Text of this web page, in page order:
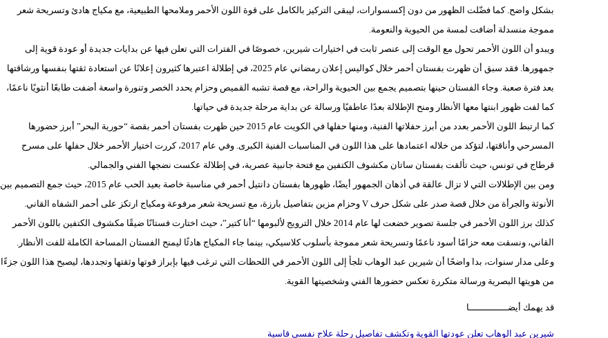
بشكل واضح. كما فضّلت الظهور من دون إكسسوارات، ليبقى التركيز بالكامل على قوة اللون الأحمر وملامحها الطبيعية، مع مكياج هادئ وتسريحة شعر
مموجة منسدلة أضافت لمسة من الحيوية والنعومة.
ويبدو أن اللون الأحمر تحول مع الوقت إلى عنصر ثابت في اختيارات شيرين، خصوصًا في الفترات التي تعلن فيها عن بدايات جديدة أو عودة قوية إلى
جمهورها. فقد سبق أن ظهرت بفستان أحمر خلال كواليس إعلان رمضاني عام 2025، في إطلالة اعتبرها كثيرون إعلانًا عن استعادة ثقتها بنفسها ورشاقتها
بعد فترة صعبة. وجاء الفستان حينها بتصميم يجمع بين الحيوية والراحة، مع قصة تشبه القميص وحزام يحدد الخصر وتنورة واسعة أضفت طابعًا أنثويًا ناعمًا،
كما لفت ظهور ابنتها معها الأنظار ومنح الإطلالة بعدًا عاطفيًا ورسالة عن بداية مرحلة جديدة في حياتها.
كما ارتبط اللون الأحمر بعدد من أبرز حفلاتها الفنية، ومنها حفلها في الكويت عام 2015 حين ظهرت بفستان أحمر بقصة “حورية البحر” أبرز حضورها
المسرحي وأناقتها، لتؤكد من خلاله اعتمادها على هذا اللون في المناسبات الفنية الكبرى. وفي عام 2017، كررت اختيار الأحمر خلال حفلها على مسرح
قرطاج في تونس، حيث تألقت بفستان ساتان مكشوف الكتفين مع فتحة جانبية عصرية، في إطلالة عكست نضجها الفني والجمالي.
ومن بين الإطلالات التي لا تزال عالقة في أذهان الجمهور أيضًا، ظهورها بفستان دانتيل أحمر في مناسبة خاصة بعيد الحب عام 2015، حيث جمع التصميم بين
الأنوثة والجرأة من خلال قصة صدر على شكل حرف V وحزام مزين بتفاصيل بارزة، مع تسريحة شعر مرفوعة ومكياج ارتكز على أحمر الشفاه القاني.
كذلك برز اللون الأحمر في جلسة تصوير خضعت لها عام 2014 خلال الترويج لألبومها “أنا كتير”، حيث اختارت فستانًا ضيقًا مكشوف الكتفين باللون الأحمر
القاني، ونسقت معه حزامًا أسود ناعمًا وتسريحة شعر مموجة بأسلوب كلاسيكي، بينما جاء المكياج هادئًا ليمنح الفستان المساحة الكاملة للفت الأنظار.
وعلى مدار سنوات، بدا واضحًا أن شيرين عبد الوهاب تلجأ إلى اللون الأحمر في اللحظات التي ترغب فيها بإبراز قوتها وثقتها وتجددها، ليصبح هذا اللون جزءًا
من هويتها البصرية ورسالة متكررة تعكس حضورها الفني وشخصيتها القوية.
قد يهمك أيضــــــــــــــا
شيرين عبد الوهاب تعلن عودتها القوية وتكشف تفاصيل رحلة علاج نفسي قاسية